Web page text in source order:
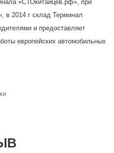
«СТОкитайцев.рф», при
2014 г склад Терминал
и предоставляет
европейских автомобильных